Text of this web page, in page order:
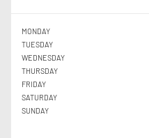
MONDAY
TUESDAY
WEDNESDAY
THURSDAY
FRIDAY
SATURDAY
SUNDAY